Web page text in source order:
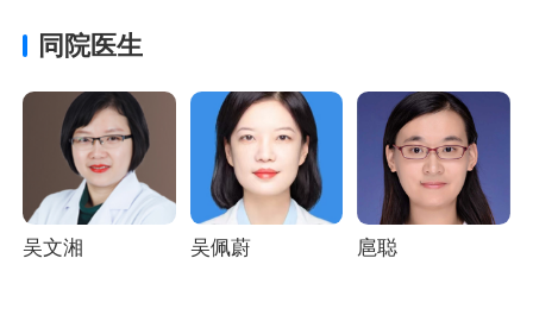
同院医生
吴文湘 吴佩蔚 扈聪